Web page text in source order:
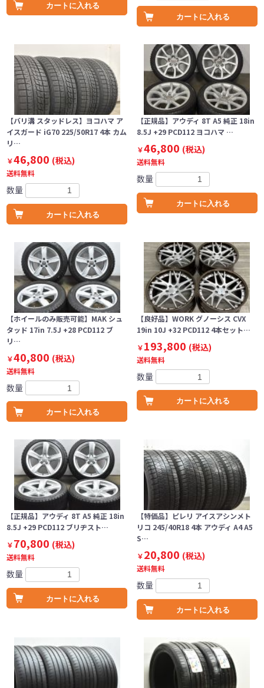
カートに入れる
カートに入れる
【バリ溝 スタッドレス】ヨコハマ ア
イスガード iG70 225/50R17 4本 カム
リ…
￥46,800 (税込)
送料無料
数量
カートに入れる
【正規品】アウディ 8T A5 純正 18in
8.5J +29 PCD112 ヨコハマ …
￥46,800 (税込)
送料無料
数量
カートに入れる
【ホイールのみ販売可能】MAK シュ
タッド 17in 7.5J +28 PCD112 ブ
リ…
￥40,800 (税込)
送料無料
数量
カートに入れる
【良好品】WORK グノーシス CVX
19in 10J +32 PCD112 4本セット…
￥193,800 (税込)
送料無料
数量
カートに入れる
【正規品】アウディ 8T A5 純正 18in
8.5J +29 PCD112 ブリヂスト…
￥70,800 (税込)
送料無料
数量
カートに入れる
【特価品】ピレリ アイスアシンメト
リコ 245/40R18 4本 アウディ A4 A5
S…
￥20,800 (税込)
送料無料
数量
カートに入れる